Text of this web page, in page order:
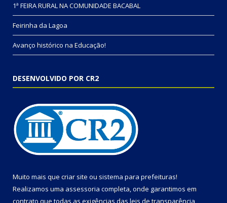
1ª FEIRA RURAL NA COMUNIDADE BACABAL
Feirinha da Lagoa
Avanço histórico na Educação!
DESENVOLVIDO POR CR2
Muito mais que criar site ou sistema para prefeituras!
Realizamos uma assessoria completa, onde garantimos em
contrato que todas as exigências das leis de transparência